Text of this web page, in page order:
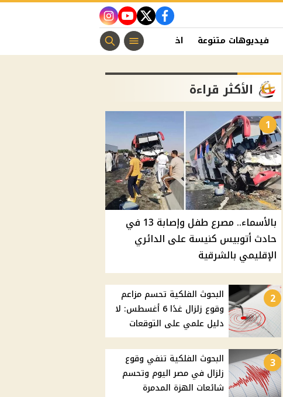
facebook
twitter
youtube
instagram
فيديوهات متنوعة اخبار الفن منوعات مسيحية
الأكثر قراءة
1
بالأسماء.. مصرع طفل وإصابة 13 في
حادث أتوبيس كنيسة على الدائري
الإقليمي بالشرقية
2
البحوث الفلكية تحسم مزاعم
وقوع زلزال غدًا 6 أغسطس: لا
دليل علمي على التوقعات
3
البحوث الفلكية تنفي وقوع
زلزال في مصر اليوم وتحسم
شائعات الهزة المدمرة